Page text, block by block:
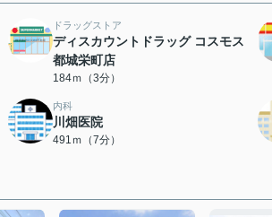
ドラッグストア
ディスカウントドラッグ コスモス
都城栄町店
184ｍ（3分）
内科
川畑医院
491ｍ（7分）